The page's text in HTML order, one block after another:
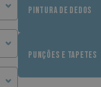
PINTURA DE DEDOS
PUNÇÕES E TAPETES